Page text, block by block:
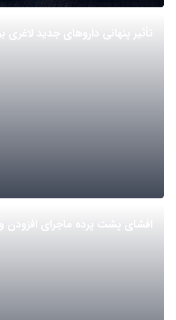
تأثیر پنهانی داروهای جدید
افشای پشت پرده ماجرای افزودن